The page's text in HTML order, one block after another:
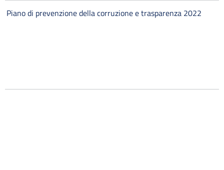
Piano di prevenzione della corruzione e trasparenza 2022